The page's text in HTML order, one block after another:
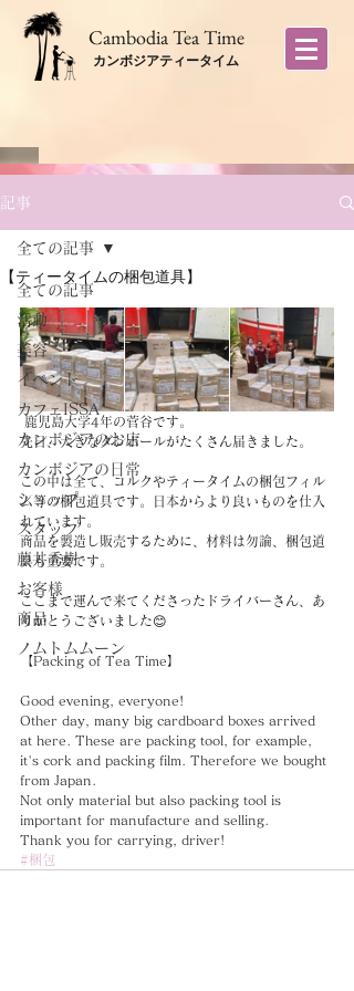
​Cambodia Tea Time
カンボジアティータイム
記事
全ての記事
活動
美容
イベント
カフェISSA
カンボジアのお店
カンボジアの日常
ショップ
スタッフ
藤井秀樹
お客様
商品
ノムトムムーン
全ての記事
【ティータイムの梱包道具】
鹿児島大学4年の菅谷です。
先日、大きなダンボールがたくさん届きました。
この中は全て、コルクやティータイムの梱包フィル
ム等の梱包道具です。日本からより良いものを仕入
れています。
商品を製造し販売するために、材料は勿論、梱包道
具も重要です。
ここまで運んで来てくださったドライバーさん、あ
りがとうございました😊
【Packing of Tea Time】
Good evening, everyone!
Other day, many big cardboard boxes arrived
at here. These are packing tool, for example,
it's cork and packing film. Therefore we bought
from Japan.
Not only material but also packing tool is
important for manufacture and selling.
Thank you for carrying, driver!
#梱包